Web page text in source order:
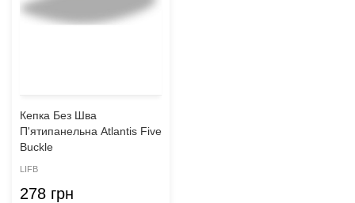
Кепка Без Шва
П'ятипанельна Atlantis Five
Buckle
LIFB
278 грн